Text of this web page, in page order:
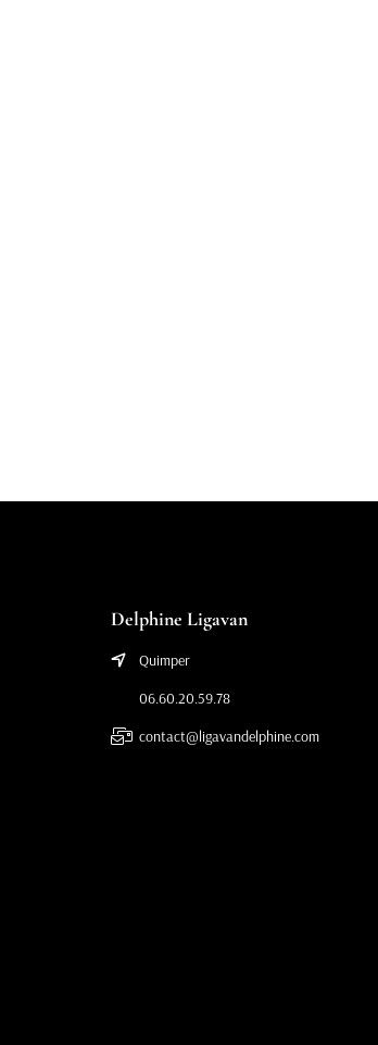
Delphine Ligavan
Quimper
06.60.20.59.78
contact@ligavandelphine.com